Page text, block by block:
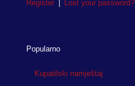
Register Lost your password?
Popularno
Kupatilski namještaj